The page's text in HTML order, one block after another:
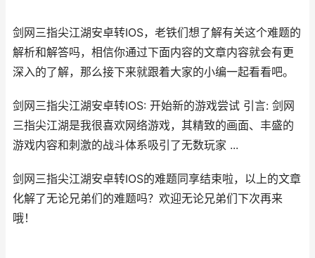
剑网三指尖江湖安卓转IOS，老铁们想了解有关这个难题的
解析和解答吗，相信你通过下面内容的文章内容就会有更
深入的了解，那么接下来就跟着大家的小编一起看看吧。
剑网三指尖江湖安卓转IOS: 开始新的游戏尝试 引言: 剑网
三指尖江湖是我很喜欢网络游戏，其精致的画面、丰盛的
游戏内容和刺激的战斗体系吸引了无数玩家 ...
剑网三指尖江湖安卓转IOS的难题同享结束啦，以上的文章
化解了无论兄弟们的难题吗？欢迎无论兄弟们下次再来
哦！